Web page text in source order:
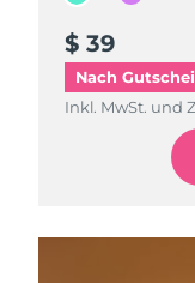
$ 39
Nach
Inkl. MwSt. und
$ 39
Inkl. MwSt. und